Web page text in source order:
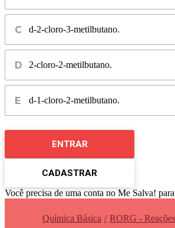
d-2-cloro-3-metilbutano.
2-cloro-2-metilbutano.
d-1-cloro-2-metilbutano.
ENTRAR
CADASTRAR
Você precisa de uma conta no Me Salva!
Química Básica RORG -